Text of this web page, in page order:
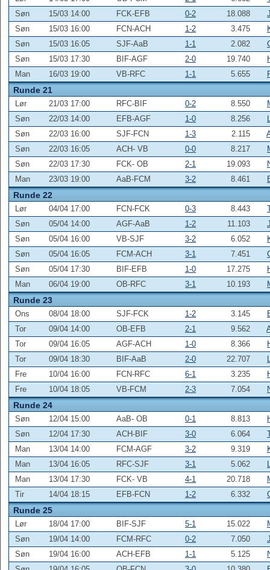
Søn
15/03 14:00 FCK-EFB 0-2 18.088
Søn
15/03 16:00 FCN-ACH 1-2 3.475
Søn
15/03 16:05 SJF-AaB 1-1 2.082
Søn
15/03 17:30 BIF-AGF 2-0 19.740
Man
16/03 19:00 VB-RFC 1-1 5.655
Runde 21
Lør 21/03 17:00 RFC-BIF 0-2 8.550
Søn
22/03 14:00 EFB-AGF 1-0 8.256
Søn
22/03 16:00 SJF-FCN 1-3 2.115
Søn
22/03 16:05 ACH- VB 0-0 8.217
Søn
22/03 17:30 FCK- OB 2-1 19.093
Man
23/03 19:00 AaB-FCM 3-2 8.461
Runde 22
Lør 04/04 17:00 FCN-FCK 0-3 8.443
Søn
05/04 14:00 AGF-AaB 1-2 11.103
Søn
05/04 16:00 VB-SJF 3-2 6.052
Søn
05/04 16:05 FCM-ACH 3-1 7.451
Søn
05/04 17:30 BIF-EFB 1-0 17.275
Man
06/04 19:00 OB-RFC 3-1 10.193
Runde 23
Ons 08/04 18:00 SJF-FCK 1-2 3.145
Tor
09/04 14:00 OB-EFB 2-1 9.562
Tor
09/04 16:05 AGF-ACH 1-0 8.366
Tor
09/04 18:30 BIF-AaB 2-0 22.707
Fre
10/04 16:00 FCN-RFC 6-1 3.235
Fre
10/04 18:05 VB-FCM 2-3 7.054
Runde 24
Søn 12/04 15:00 AaB- OB 0-1 8.813
Søn
12/04 17:30 ACH-BIF 3-0 6.064
Man
13/04 14:00 FCM-AGF 3-2 9.319
Man
13/04 16:05 RFC-SJF 3-1 5.062
Man
13/04 17:30 FCK- VB 4-1 20.718
Tir
14/04 18:15 EFB-FCN 1-2 6.332
Runde 25
Lør 18/04 17:00 BIF-SJF 5-1 15.022
Søn
19/04 14:00 FCM-RFC 0-2 7.050
Søn
19/04 16:00 ACH-EFB 1-1 5.125